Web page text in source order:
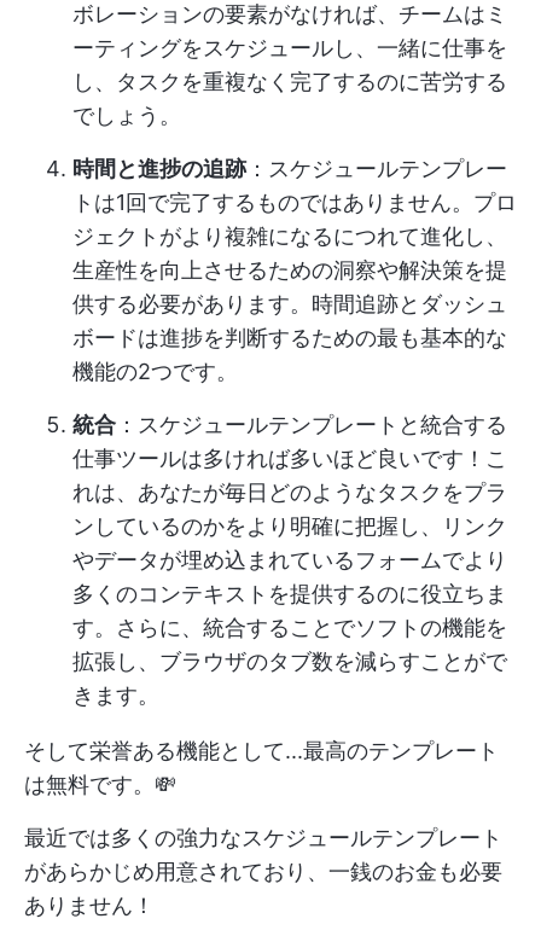
ボレーションの要素がなければ、チームはミ
ーティングをスケジュールし、一緒に仕事を
し、タスクを重複なく完了するのに苦労する
でしょう。
時間と進捗の追跡：スケジュールテンプレー
トは1回で完了するものではありません。プロ
ジェクトがより複雑になるにつれて進化し、
生産性を向上させるための洞察や解決策を提
供する必要があります。時間追跡とダッシュ
ボードは進捗を判断するための最も基本的な
機能の2つです。
統合 ：スケジュールテンプレートと統合する
仕事ツールは多ければ多いほど良いです！こ
れは、あなたが毎日どのようなタスクをプラ
ンしているのかをより明確に把握し、リンク
やデータが埋め込まれているフォームでより
多くのコンテキストを提供するのに役立ちま
す。さらに、統合することでソフトの機能を
拡張し、ブラウザのタブ数を減らすことがで
きます。
そして栄誉ある機能として...最高のテンプレート
は無料です。💸
最近では多くの強力なスケジュールテンプレート
があらかじめ用意されており、一銭のお金も必要
ありません！